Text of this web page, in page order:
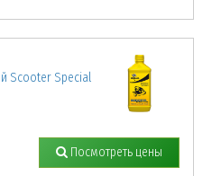
Scooter Special
Посмотреть цены